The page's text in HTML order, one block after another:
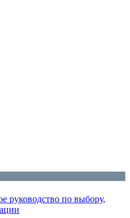
руководство по выбору,